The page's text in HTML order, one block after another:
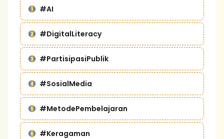
#AI
#DigitalLiteracy
#PartisipasiPublik
#SosialMedia
#MetodePembelajaran
#Keragaman